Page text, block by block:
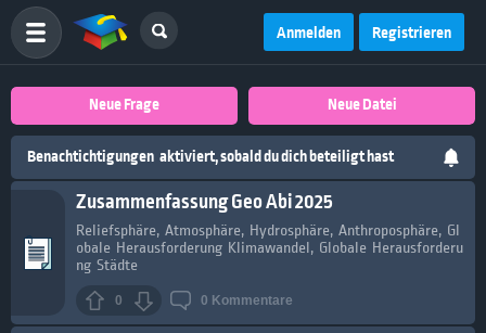
Anmelden Registrieren
Neue Frage Neue Datei
Benachtichtigungen aktiviert, sobald du dich beteiligt hast
Zusammenfassung Geo Abi 2025
Reliefsphäre, Atmosphäre, Hydrosphäre, Anthroposphäre, Gl
obale Herausforderung Klimawandel, Globale Herausforderu
ng Städte
0 0 Kommentare